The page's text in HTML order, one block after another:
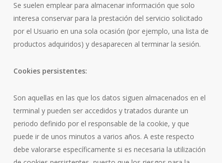
Se suelen emplear para almacenar información que solo
interesa conservar para la prestación del servicio solicitado
por el Usuario en una sola ocasión (por ejemplo, una lista de
productos adquiridos) y desaparecen al terminar la sesión.
Cookies persistentes:
Son aquellas en las que los datos siguen almacenados en el
terminal y pueden ser accedidos y tratados durante un
periodo definido por el responsable de la cookie, y que
puede ir de unos minutos a varios años. A este respecto
debe valorarse específicamente si es necesaria la utilización